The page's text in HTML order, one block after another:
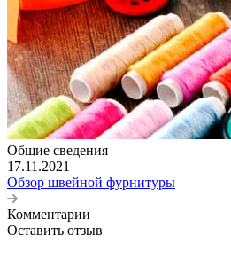
Общие сведения —
17.11.2021
Обзор швейной фурнитуры
Комментарии
Оставить отзыв